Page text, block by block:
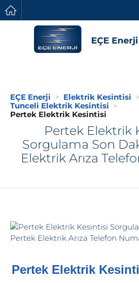
EÇE Enerji
Elektrik Kesintisi
Tunceli Elektrik Kesintisi
Pertek Elektrik Kesintisi
Pertek Elektrik
Sorgulama Son
Elektrik Arıza
Pertek Elektrik